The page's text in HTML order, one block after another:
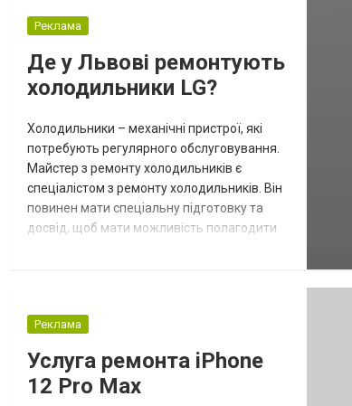
використовувати поліграфію у своїх
стане дуже вдалим, ефективним рішенням.
Які головні плюси використання цього
Реклама
Де у Львові ремонтують
холодильники LG?
Холодильники – механічні пристрої, які
потребують регулярного обслуговування.
Майстер з ремонту холодильників є
спеціалістом з ремонту холодильників. Він
повинен мати спеціальну підготовку та
досвід, щоб мати можливість полагодити
https://maister-lviv.com/remont/remont-
пропоз...
Реклама
Услуга ремонта iPhone
12 Pro Max